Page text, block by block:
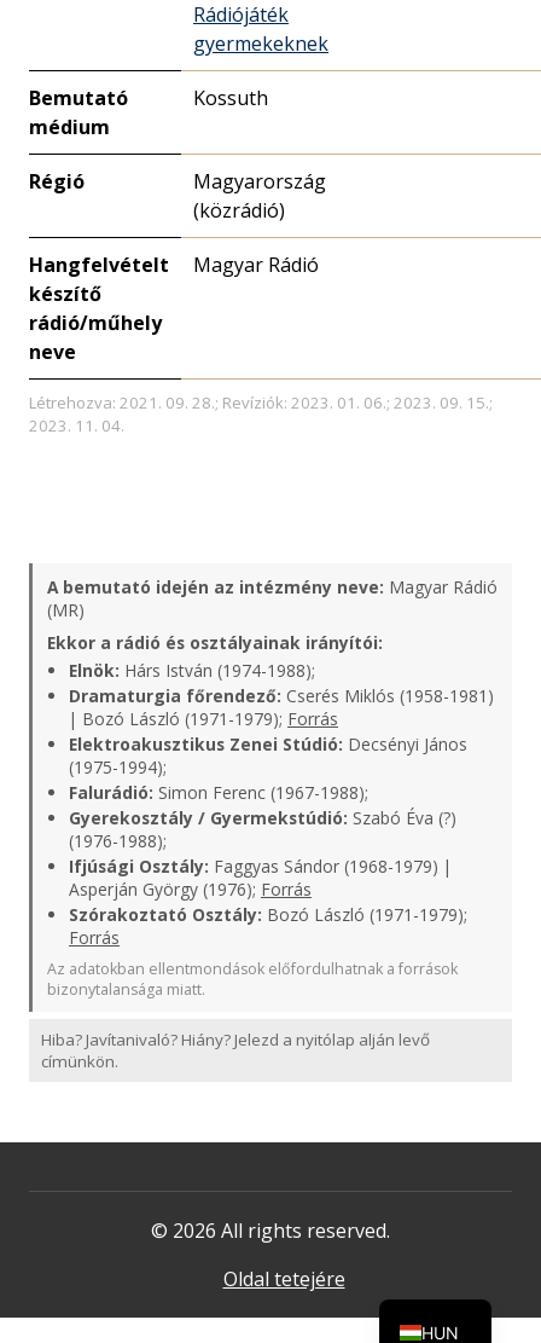
Rádiójáték
gyermekeknek
Bemutató
médium
Kossuth
Régió
Magyarország
(közrádió)
Hangfelvételt
készítő
rádió/műhely
neve
Magyar Rádió
Létrehozva: 2021. 09. 28.; Revíziók: 2023. 01. 06.; 2023. 09. 15.;
2023. 11. 04.
A bemutató idején az intézmény neve: Magyar Rádió
(MR)
Ekkor a rádió és osztályainak irányítói:
Elnök: Hárs István (1974-1988);
Dramaturgia főrendező: Cserés Miklós (1958-1981)
| Bozó László (1971-1979); Forrás
Elektroakusztikus Zenei Stúdió: Decsényi János
(1975-1994);
Falurádió: Simon Ferenc (1967-1988);
Gyerekosztály / Gyermekstúdió: Szabó Éva (?)
(1976-1988);
Ifjúsági Osztály: Faggyas Sándor (1968-1979) |
Asperján György (1976); Forrás
Szórakoztató Osztály: Bozó László (1971-1979);
Forrás
Az adatokban ellentmondások előfordulhatnak a források
bizonytalansága miatt.
Hiba? Javítanivaló? Hiány? Jelezd a nyitólap alján levő
címünkön.
© 2026 All rights reserved.
Oldal tetejére
HUN